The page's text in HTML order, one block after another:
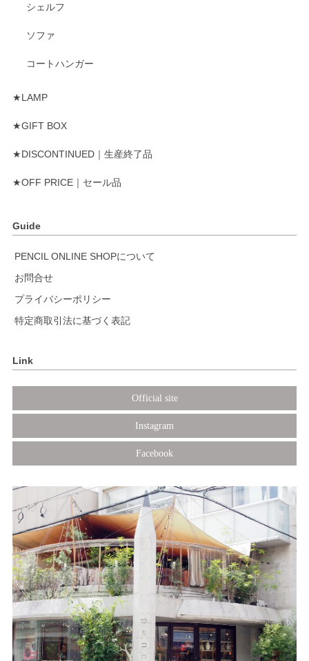
シェルフ
ソファ
コートハンガー
★LAMP
★GIFT BOX
★DISCONTINUED｜生産終了品
★OFF PRICE｜セール品
Guide
PENCIL ONLINE SHOPについて
お問合せ
プライバシーポリシー
特定商取引法に基づく表記
Link
Official site
Instagram
Facebook